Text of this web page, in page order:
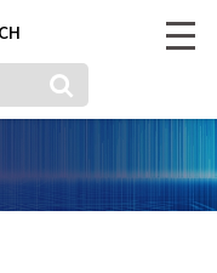
CH